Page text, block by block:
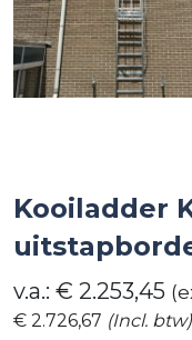
Kooiladder
v.a.: € 2.253,45
€ 2.726,67 (Incl. btw)